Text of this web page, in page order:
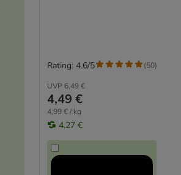
UVP 6,49 €
4,49 €
4,99 € / kg
4,27 €
Rating: 4.6/5 (50)